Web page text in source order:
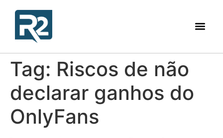
Tag: Riscos de não
declarar ganhos do
OnlyFans